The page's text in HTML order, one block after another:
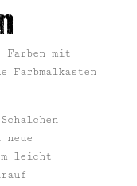
mit
Farbmalkasten
leicht